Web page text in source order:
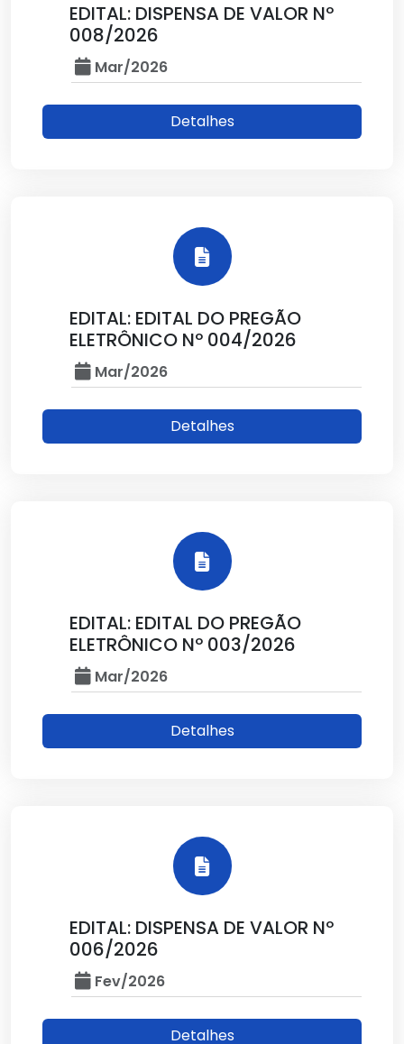
EDITAL: DISPENSA DE VALOR Nº
008/2026
Mar/2026
Detalhes
EDITAL: EDITAL DO PREGÃO
ELETRÔNICO Nº 004/2026
Mar/2026
Detalhes
EDITAL: EDITAL DO PREGÃO
ELETRÔNICO Nº 003/2026
Mar/2026
Detalhes
EDITAL: DISPENSA DE VALOR Nº
006/2026
Fev/2026
Detalhes